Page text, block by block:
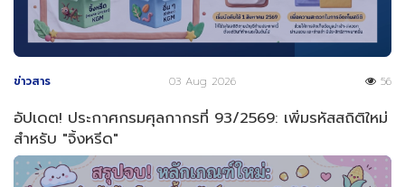
ข่าวสาร 03 Aug 2026 56
อัปเดต! ประกาศกรมศุลกากรที่ 93/2569: เพิ่มรหัสสถิติใหม่
สำหรับ "จิ้งหรีด"